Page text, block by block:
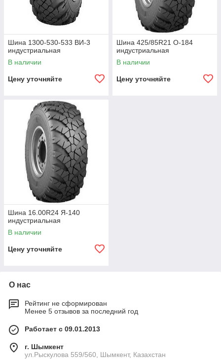
Шина 1300-530-533 ВИ-3
индустриальная
В наличии
Цену уточняйте
Шина 425/85R21 О-184
индустриальная
В наличии
Цену уточняйте
Шина 16.00R24 Я-140
индустриальная
В наличии
Цену уточняйте
О нас
Рейтинг не сформирован
Менее 5 отзывов за последний год
Работает с 09.01.2013
г. Шымкент
ул.Рыскулова 559/560, Шымкент, Казахстан